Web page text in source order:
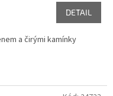
DETAIL
a čirými kamínky